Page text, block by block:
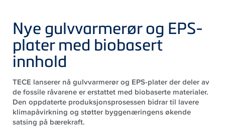
Nye gulvvarmerør og EPS-
plater med biobasert
innhold
TECE lanserer nå gulvvarmerør og EPS-plater der deler av
de fossile råvarene er erstattet med biobaserte materialer.
Den oppdaterte produksjonsprosessen bidrar til lavere
klimapåvirkning og støtter byggenæringens økende
satsing på bærekraft.